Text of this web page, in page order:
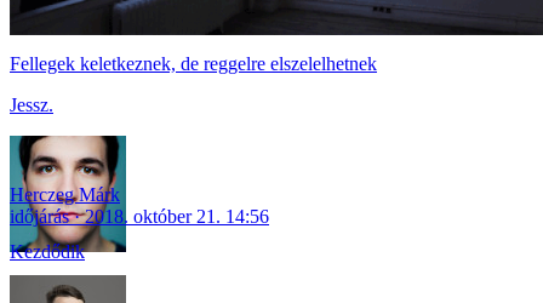
Fellegek keletkeznek, de reggelre elszelelhetnek
Jessz.
Herczeg Márk
időjárás
2018. október 21. 14:56
Kezdődik